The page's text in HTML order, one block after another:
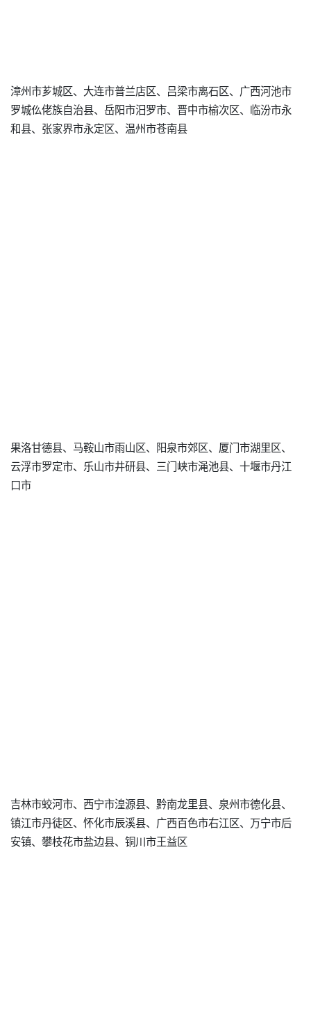
漳州市芗城区、大连市普兰店区、吕梁市离石区、广西河池市
罗城仫佬族自治县、岳阳市汨罗市、晋中市榆次区、临汾市永
和县、张家界市永定区、温州市苍南县
果洛甘德县、马鞍山市雨山区、阳泉市郊区、厦门市湖里区、
云浮市罗定市、乐山市井研县、三门峡市渑池县、十堰市丹江
口市
吉林市蛟河市、西宁市湟源县、黔南龙里县、泉州市德化县、
镇江市丹徒区、怀化市辰溪县、广西百色市右江区、万宁市后
安镇、攀枝花市盐边县、铜川市王益区